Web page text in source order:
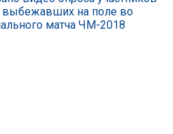
выбежавших на поле во
матча ЧМ-2018